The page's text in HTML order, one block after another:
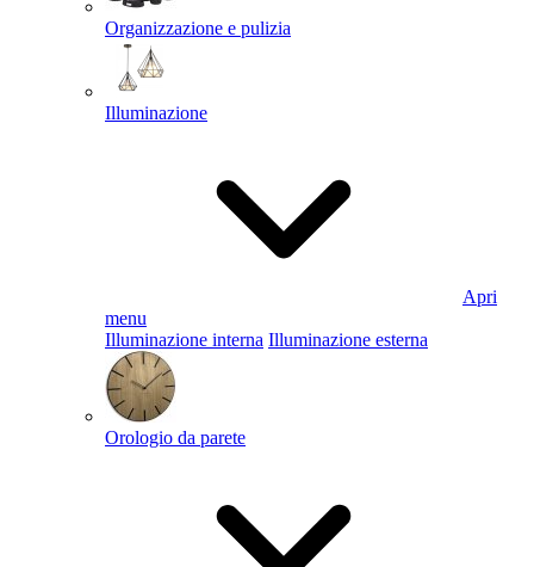
Organizzazione e pulizia
Illuminazione
Apri
menu
Illuminazione interna Illuminazione esterna
Orologio da parete